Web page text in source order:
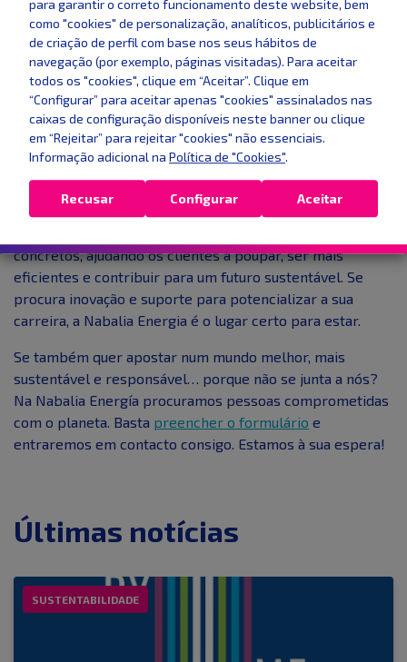
Além de identificar potenciais problemas no consumo de
energia.
Estas auditorias são fundamentais para construir um
plano de ação que atenda às necessidades específicas de
cada cliente e sustentabilidade.
Junte-se à equipa
Ao integrar as tecnologias e serviços disponibilizados
pela Nabalia, os consultores têm a oportunidade de
concretos, ajudando os clientes a poupar, ser mais
eficientes e contribuir para um futuro sustentável. Se
procura inovação e suporte para potencializar a sua
carreira, a Nabalia Energia é o lugar certo para estar.
Se também quer apostar num mundo melhor, mais
sustentável e responsável… porque não se junta a nós?
Na Nabalia Energía procuramos pessoas comprometidas
com o planeta. Basta preencher o formulário e
entraremos em contacto consigo. Estamos à sua espera!
Últimas notícias
SUSTENTABILIDADE
para garantir o correto funcionamento deste website, bem
como "cookies" de personalização, analíticos, publicitários e
de criação de perfil com base nos seus hábitos de
navegação (por exemplo, páginas visitadas). Para aceitar
todos os "cookies", clique em “Aceitar”. Clique em
“Configurar” para aceitar apenas "cookies" assinalados nas
caixas de configuração disponíveis neste banner ou clique
em “Rejeitar” para rejeitar "cookies" não essenciais.
Informação adicional na Política de "Cookies".
Recusar Configurar Aceitar